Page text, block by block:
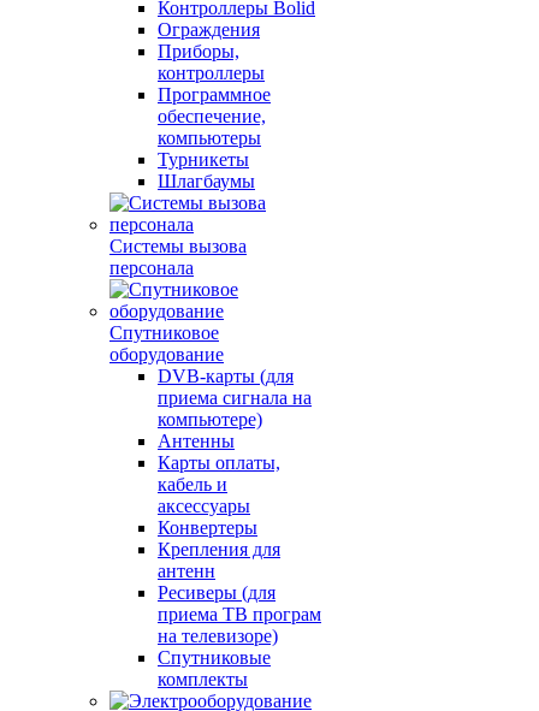
Контроллеры Bolid
Ограждения
Приборы,
контроллеры
Программное
обеспечение,
компьютеры
Турникеты
Шлагбаумы
Системы вызова
персонала
Спутниковое
оборудование
DVB-карты (для
приема сигнала на
компьютере)
Антенны
Карты оплаты,
кабель и
аксессуары
Конвертеры
Крепления для
антенн
Ресиверы (для
приема ТВ програм
на телевизоре)
Спутниковые
комплекты